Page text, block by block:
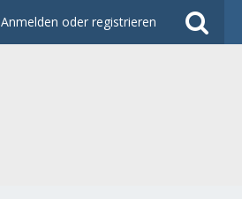
Anmelden oder registrieren